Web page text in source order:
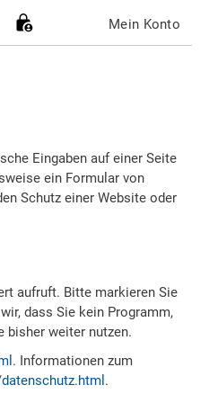
Mein Konto
Eingaben auf einer Seite
ein Formular von
Schutz einer Website oder
aufruft. Bitte markieren Sie
dass Sie kein Programm,
bisher weiter nutzen.
. Informationen zum
.